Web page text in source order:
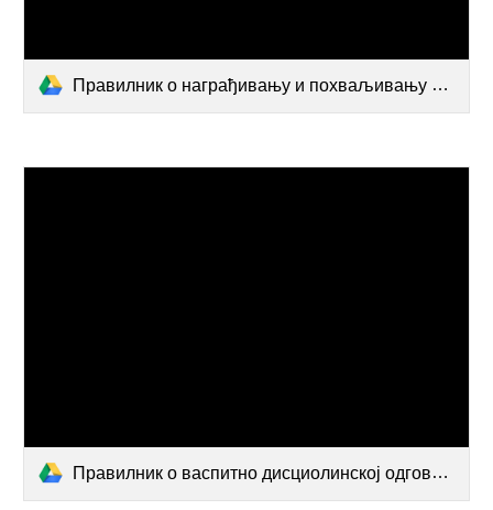
Правилник о награђивању и похваљивању запослених.docx
Правилник о васпитно дисциолинској одговорности ученика.doc